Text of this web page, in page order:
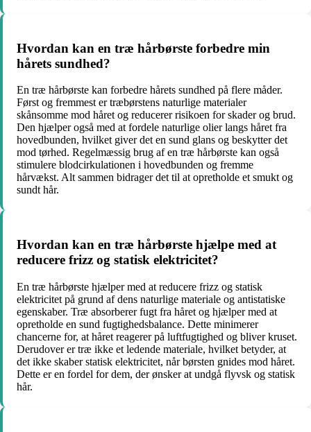
Hvordan kan en træ hårbørste forbedre min
hårets sundhed?
En træ hårbørste kan forbedre hårets sundhed på flere måder.
Først og fremmest er træbørstens naturlige materialer
skånsomme mod håret og reducerer risikoen for skader og brud.
Den hjælper også med at fordele naturlige olier langs håret fra
hovedbunden, hvilket giver det en sund glans og beskytter det
mod tørhed. Regelmæssig brug af en træ hårbørste kan også
stimulere blodcirkulationen i hovedbunden og fremme
hårvækst. Alt sammen bidrager det til at opretholde et smukt og
sundt hår.
Hvordan kan en træ hårbørste hjælpe med at
reducere frizz og statisk elektricitet?
En træ hårbørste hjælper med at reducere frizz og statisk
elektricitet på grund af dens naturlige materiale og antistatiske
egenskaber. Træ absorberer fugt fra håret og hjælper med at
opretholde en sund fugtighedsbalance. Dette minimerer
chancerne for, at håret reagerer på luftfugtighed og bliver kruset.
Derudover er træ ikke et ledende materiale, hvilket betyder, at
det ikke skaber statisk elektricitet, når børsten gnides mod håret.
Dette er en fordel for dem, der ønsker at undgå flyvsk og statisk
hår.